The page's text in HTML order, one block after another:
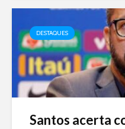
DESTAQUES
Santos acerta